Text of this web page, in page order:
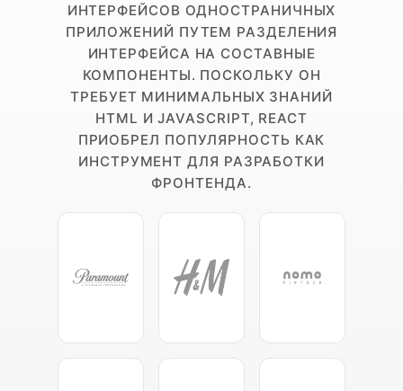
ИНТЕРФЕЙСОВ ОДНОСТРАНИЧНЫХ
ПРИЛОЖЕНИЙ ПУТЕМ РАЗДЕЛЕНИЯ
ИНТЕРФЕЙСА НА СОСТАВНЫЕ
КОМПОНЕНТЫ. ПОСКОЛЬКУ ОН
ТРЕБУЕТ МИНИМАЛЬНЫХ ЗНАНИЙ
HTML И JAVASCRIPT, REACT
ПРИОБРЕЛ ПОПУЛЯРНОСТЬ КАК
ИНСТРУМЕНТ ДЛЯ РАЗРАБОТКИ
ФРОНТЕНДА.